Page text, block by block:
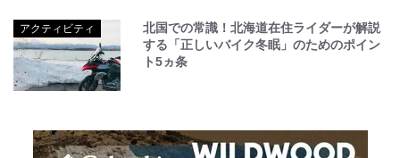
アクティビティ
北国での常識！北海道在住ライダーが解説
する「正しいバイク冬眠」のためのポイン
ト5ヵ条